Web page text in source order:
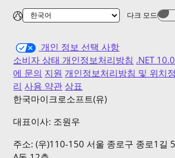
다크 모드
개인 정보 선택 사항
소비자 상태 개인정보처리방침 .NET
에 문의 지원 개인정보처리방침 및 위치
리 사용 약관 상표
한국마이크로소프트(유)
대표이사: 조원우
주소: (우)110-150 서울 종로구 종로1길